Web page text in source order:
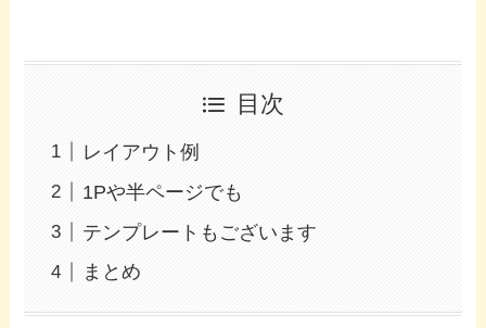
目次
レイアウト例
1Pや半ページでも
テンプレートもございます
まとめ